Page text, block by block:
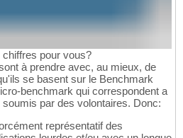
pour vous?
à prendre avec, au mieux, de
se basent sur le Benchmark
benchmark qui correspondent a
par des volontaires. Donc:
représentatif des